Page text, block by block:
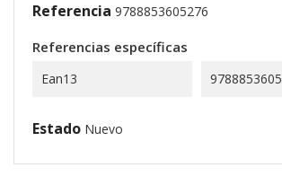
Referencia 9788853605276
Referencias específicas
Ean13
Estado Nuevo